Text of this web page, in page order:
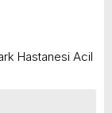
Hastanesi Acil